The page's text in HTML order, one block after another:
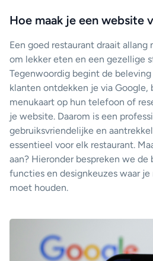
Hoe maak je een website
Een goed restaurant draait allang
om lekker eten en een gezellige
Tegenwoordig begint de beleving
klanten ontdekken je via Google,
menukaart op hun telefoon of
je website. Daarom is een
gebruiksvriendelijke en
essentieel voor elk restaurant.
aan? Hieronder bespreken we de
functies en designkeuzes waar
moet houden.